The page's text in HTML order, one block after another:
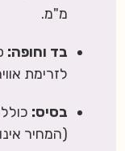
מ"מ.
בד וחופה:
לזרימת
בסיס:
(המחיר